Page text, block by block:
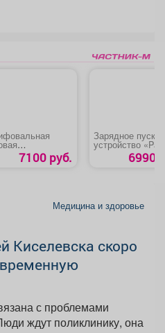
«MTX-AGB-
7100 руб.
Зарядное
устройство
BCT-50 Boost»
6990
Медицина и здоровье
Киселевска скоро
с проблемами